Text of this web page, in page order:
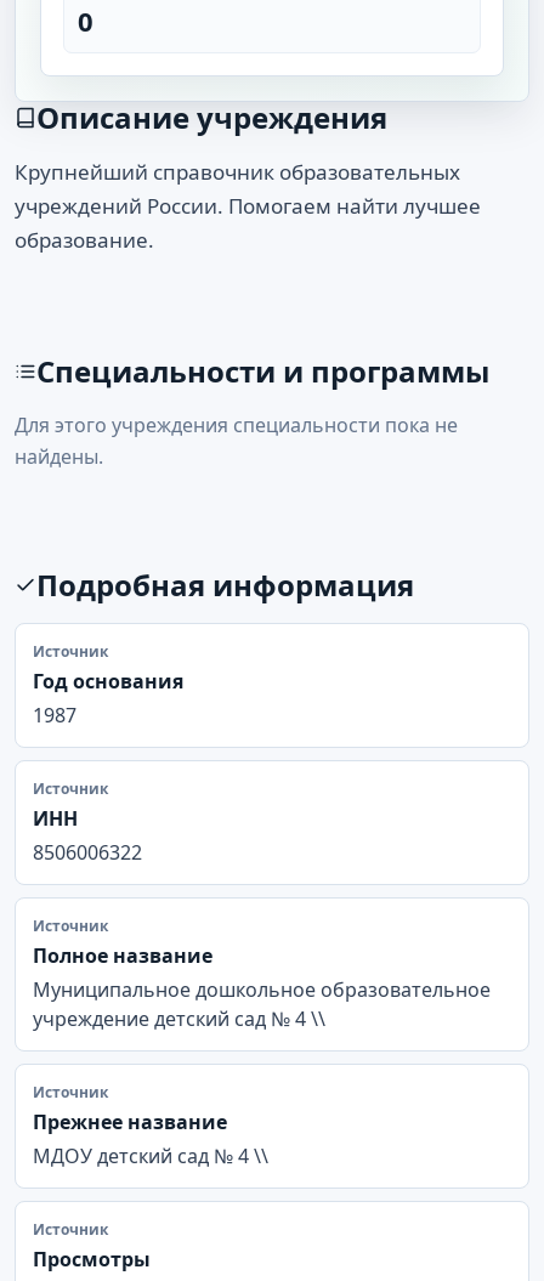
0
Описание учреждения
Крупнейший справочник образовательных
учреждений России. Помогаем найти лучшее
образование.
Специальности и программы
Для этого учреждения специальности пока не
найдены.
Подробная информация
Источник
Год основания
1987
Источник
ИНН
8506006322
Источник
Полное название
Муниципальное дошкольное образовательное
учреждение детский сад № 4 \\
Источник
Прежнее название
МДОУ детский сад № 4 \\
Источник
Просмотры